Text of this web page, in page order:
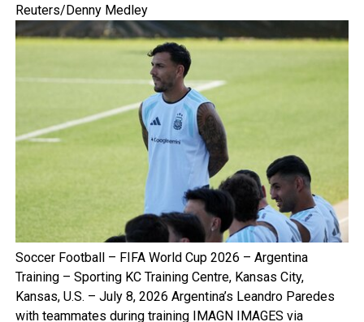
Reuters/Denny Medley
Soccer Football – FIFA World Cup 2026 – Argentina
Training – Sporting KC Training Centre, Kansas City,
Kansas, U.S. – July 8, 2026 Argentina’s Leandro Paredes
with teammates during training IMAGN IMAGES via